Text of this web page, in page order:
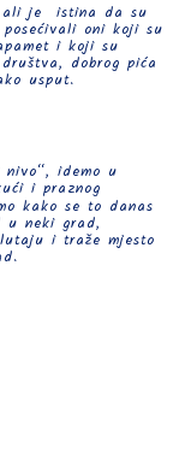
ali je istina da su
oni koji su
i koji su
dobrog pića
usput.
idemo u
i praznog
kako se to danas
u neki grad,
i traže mjesto